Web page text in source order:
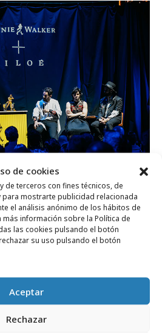
de cookies
de terceros con fines técnicos, de
mostrarte publicidad relacionada
el análisis anónimo de los hábitos de
más información sobre la Política de
las cookies pulsando el botón
su uso pulsando el botón
Aceptar
Rechazar